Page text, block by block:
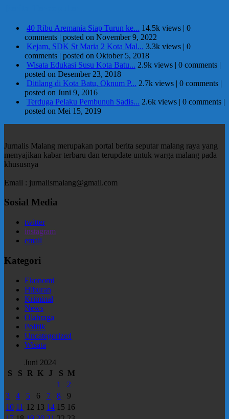
40 Ribu Aremania Siap Turun ke... 14.5k views | 0
comments | posted on November 9, 2022
Kejam, SDK St Maria 2 Kota Mal... 3.3k views | 0
comments | posted on Oktober 5, 2018
Wisata Edukasi Susu Kota Batu... 2.9k views | 0 comments |
posted on Desember 23, 2018
Ditilang di Kota Batu, Oknum P... 2.7k views | 0 comments |
posted on Juni 9, 2016
Terduga Pelaku Pembunuh Sadis... 2.6k views | 0 comments |
posted on Mei 15, 2019
Jurnalis Malang merupakan portal berita seputar malang raya yang
menyajikan kabar terbaru dan terupdate untuk warga malang pada
khususnya
Email : jurnalismalang@gmail.com
Sosial Media
twitter
instagram
email
Kategori
Ekonomi
Hiburan
Kriminal
News
Olahraga
Politik
Uncategorized
Wisata
Juni 2024
S
S R K J S M
1
2
3
4 5 6 7 8
9
10 11 12 13 14 15 16